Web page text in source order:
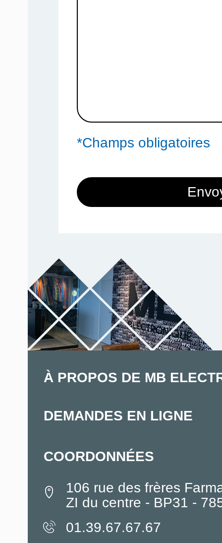
*Champs obligatoires
À PROPOS DE MB
DEMANDES EN LIGNE
COORDONNÉES
106 rue des frères
ZI du centre - BP31 -
01.39.67.67.67